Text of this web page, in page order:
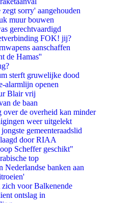
sorry' aangehouden
muur bouwen
gerechtvaardigd
FOK! jij?
aanschaffen
de Hamas''
sterft gruwelijke dood
alarmlijn openen
Blair vrij
de baan
over de overheid kan minder
weer uitgelekt
gemeenteraadslid
door RIAA
Scheffer geschikt"
top
Nederlandse banken aan
zich voor Balkenende
ontslag in